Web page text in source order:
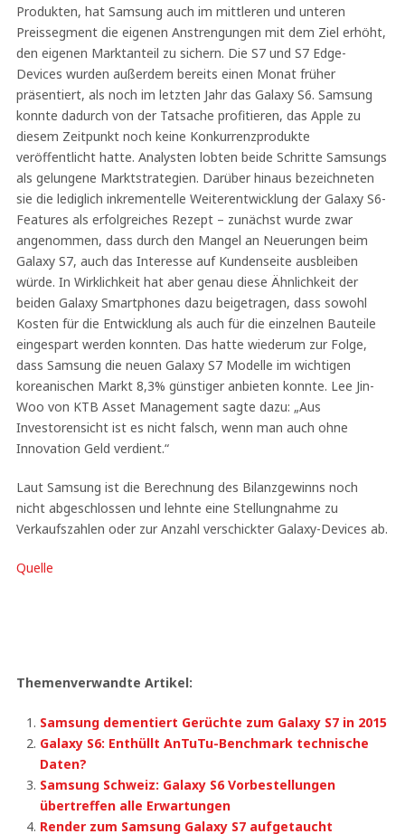
Produkten, hat Samsung auch im mittleren und unteren
Preissegment die eigenen Anstrengungen mit dem Ziel erhöht,
den eigenen Marktanteil zu sichern. Die S7 und S7 Edge-
Devices wurden außerdem bereits einen Monat früher
präsentiert, als noch im letzten Jahr das Galaxy S6. Samsung
konnte dadurch von der Tatsache profitieren, das Apple zu
diesem Zeitpunkt noch keine Konkurrenzprodukte
veröffentlicht hatte. Analysten lobten beide Schritte Samsungs
als gelungene Marktstrategien. Darüber hinaus bezeichneten
sie die lediglich inkrementelle Weiterentwicklung der Galaxy S6-
Features als erfolgreiches Rezept – zunächst wurde zwar
angenommen, dass durch den Mangel an Neuerungen beim
Galaxy S7, auch das Interesse auf Kundenseite ausbleiben
würde. In Wirklichkeit hat aber genau diese Ähnlichkeit der
beiden Galaxy Smartphones dazu beigetragen, dass sowohl
Kosten für die Entwicklung als auch für die einzelnen Bauteile
eingespart werden konnten. Das hatte wiederum zur Folge,
dass Samsung die neuen Galaxy S7 Modelle im wichtigen
koreanischen Markt 8,3% günstiger anbieten konnte. Lee Jin-
Woo von KTB Asset Management sagte dazu: „Aus
Investorensicht ist es nicht falsch, wenn man auch ohne
Innovation Geld verdient.“
Laut Samsung ist die Berechnung des Bilanzgewinns noch
nicht abgeschlossen und lehnte eine Stellungnahme zu
Verkaufszahlen oder zur Anzahl verschickter Galaxy-Devices ab.
Quelle
Themenverwandte Artikel:
Samsung dementiert Gerüchte zum Galaxy S7 in 2015
Galaxy S6: Enthüllt AnTuTu-Benchmark technische
Daten?
Samsung Schweiz: Galaxy S6 Vorbestellungen
übertreffen alle Erwartungen
Render zum Samsung Galaxy S7 aufgetaucht